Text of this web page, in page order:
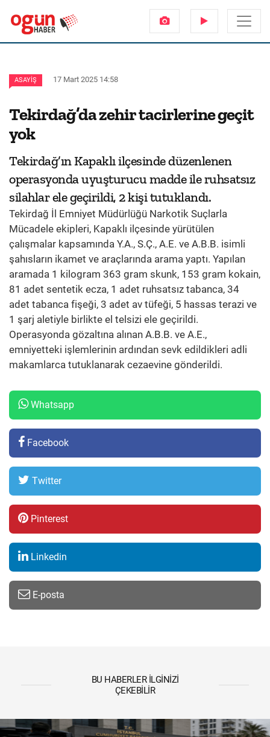
ASAYIŞ 17 Mart 2025 14:58
Tekirdağ’da zehir tacirlerine geçit
yok
Tekirdağ’ın Kapaklı ilçesinde düzenlenen
operasyonda uyuşturucu madde ile ruhsatsız
silahlar ele geçirildi, 2 kişi tutuklandı.
Tekirdağ İl Emniyet Müdürlüğü Narkotik Suçlarla
Mücadele ekipleri, Kapaklı ilçesinde yürütülen
çalışmalar kapsamında Y.A., S.Ç., A.E. ve A.B.B. isimli
şahısların ikamet ve araçlarında arama yaptı. Yapılan
aramada 1 kilogram 363 gram skunk, 153 gram kokain,
81 adet sentetik ecza, 1 adet ruhsatsız tabanca, 34
adet tabanca fişeği, 3 adet av tüfeği, 5 hassas terazi ve
1 şarj aletiyle birlikte el telsizi ele geçirildi.
Operasyonda gözaltına alınan A.B.B. ve A.E.,
emniyetteki işlemlerinin ardından sevk edildikleri adli
makamlarca tutuklanarak cezaevine gönderildi.
Whatsapp
Facebook
Twitter
Pinterest
Linkedin
E-posta
BU HABERLER İLGINIZI
ÇEKEBILIR